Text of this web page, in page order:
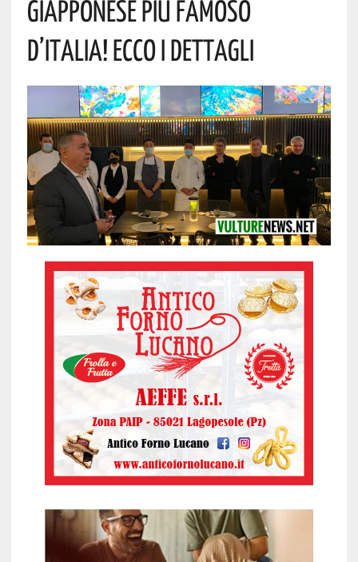
Giapponese Più Famoso
D’Italia! Ecco I Dettagli